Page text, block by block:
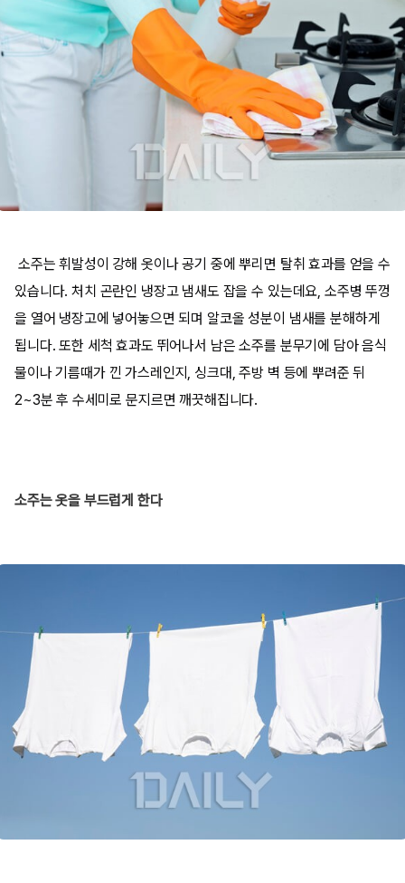
소주는 휘발성이 강해 옷이나 공기 중에 뿌리면 탈취 효과를 얻을 수
있습니다. 처치 곤란인 냉장고 냄새도 잡을 수 있는데요, 소주병 뚜껑
을 열어 냉장고에 넣어놓으면 되며 알코올 성분이 냄새를 분해하게
됩니다. 또한 세척 효과도 뛰어나서 남은 소주를 분무기에 담아 음식
물이나 기름때가 낀 가스레인지, 싱크대, 주방 벽 등에 뿌려준 뒤
2~3분 후 수세미로 문지르면 깨끗해집니다.
소주는 옷을 부드럽게 한다